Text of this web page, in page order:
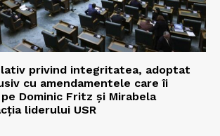
privind integritatea, adoptat
cu amendamentele care îi
Dominic Fritz și Mirabela
liderului USR